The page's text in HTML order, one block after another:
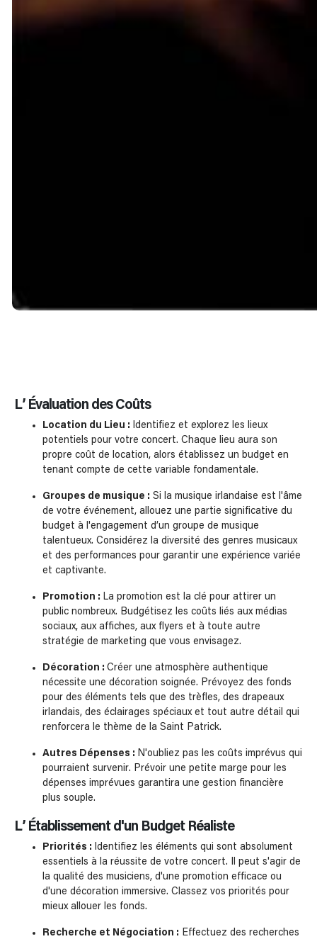
L’ Évaluation des Coûts
Location du Lieu : Identifiez et explorez les lieux
potentiels pour votre concert. Chaque lieu aura son
propre coût de location, alors établissez un budget en
tenant compte de cette variable fondamentale.
Groupes de musique : Si la musique irlandaise est l'âme
de votre événement, allouez une partie significative du
budget à l'engagement d’un groupe de musique
talentueux. Considérez la diversité des genres musicaux
et des performances pour garantir une expérience variée
et captivante.
Promotion : La promotion est la clé pour attirer un
public nombreux. Budgétisez les coûts liés aux médias
sociaux, aux affiches, aux flyers et à toute autre
stratégie de marketing que vous envisagez.
Décoration : Créer une atmosphère authentique
nécessite une décoration soignée. Prévoyez des fonds
pour des éléments tels que des trèfles, des drapeaux
irlandais, des éclairages spéciaux et tout autre détail qui
renforcera le thème de la Saint Patrick.
Autres Dépenses : N'oubliez pas les coûts imprévus qui
pourraient survenir. Prévoir une petite marge pour les
dépenses imprévues garantira une gestion financière
plus souple.
L’ Établissement d'un Budget Réaliste
Priorités : Identifiez les éléments qui sont absolument
essentiels à la réussite de votre concert. Il peut s'agir de
la qualité des musiciens, d'une promotion efficace ou
d'une décoration immersive. Classez vos priorités pour
mieux allouer les fonds.
Recherche et Négociation : Effectuez des recherches